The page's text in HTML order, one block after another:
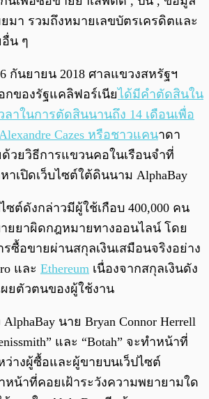
มา รวมถึงหมายเลขบัตรเครดิตและ
น ๆ
กันยายน 2018 ศาลแขวงสหรัฐฯ
กของรัฐแคลิฟอร์เนียได้มีคำตัดสินใน
ลาในการตัดสินนานถึง 14 เดือนเพื่อ
Cazes หรือชาวแคนาดา
วยวิธีการแขวนคอในเรือนจำที่
าเปิดเว็บไซต์ใต้ดินนาม AlphaBay
ซต์ดังกล่าวมีผู้ใช้เกือบ 400,000 คน
ยยาผิดกฎหมายทางออนไลน์ โดย
ซื้อขายผ่านสกุลเงินเสมือนจริงอย่าง
และ Ethereum เนื่องจากสกุลเงินดัง
ผยตัวตนของผู้ใช้งาน
นาย Bryan Connor Herrell
และ “Botah” จะทำหน้าที่
างผู้ซื้อและผู้ขายบนเว็ปไซต์
หน้าที่คอยเฝ้าระวังความพยายามใด